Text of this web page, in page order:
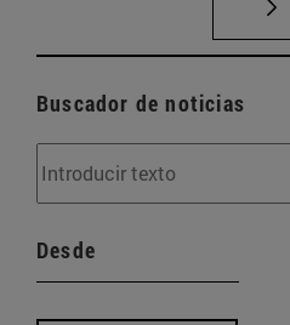
Buscador de noticias
Desde